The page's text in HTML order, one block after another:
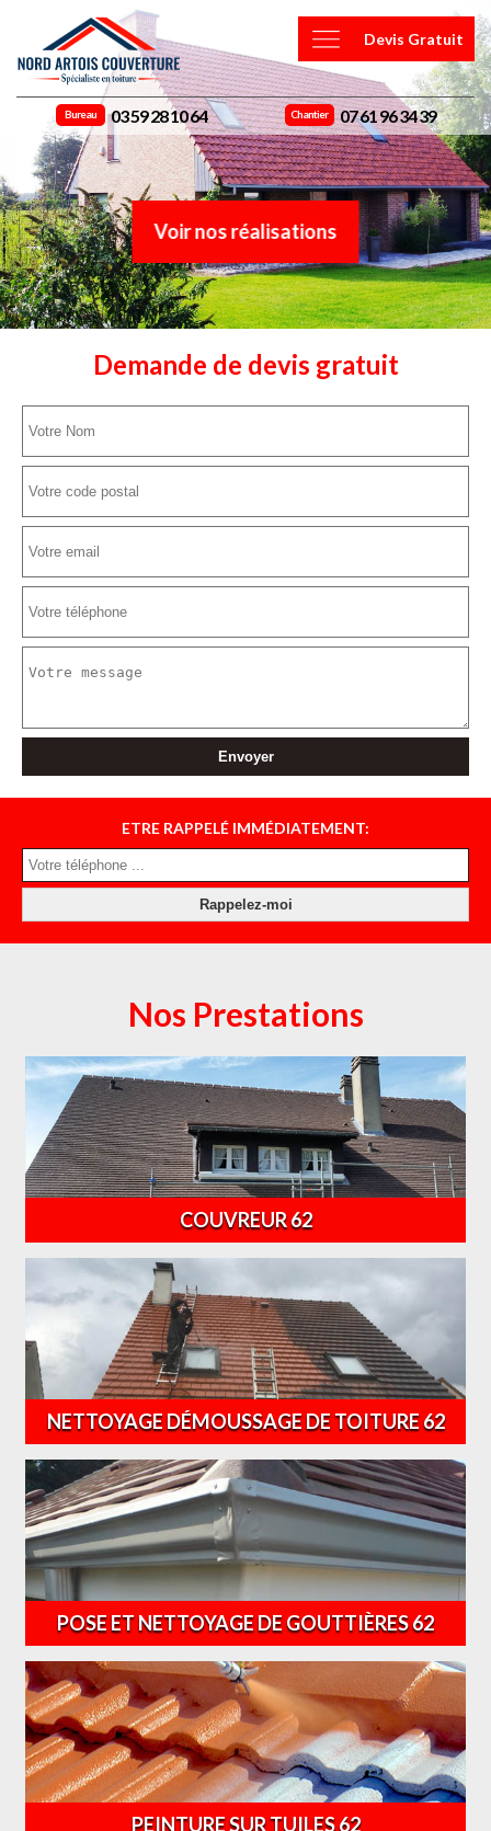
Devis Gratuit
Bureau 03 59 28 10 64 Chantier 07 61 96 34 39
Voir nos réalisations
Demande de devis gratuit
ETRE RAPPELÉ IMMÉDIATEMENT:
Nos Prestations
COUVREUR 62
NETTOYAGE DÉMOUSSAGE DE TOITURE 62
POSE ET NETTOYAGE DE GOUTTIÈRES 62
PEINTURE SUR TUILES 62